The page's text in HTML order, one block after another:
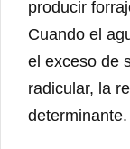
producir
Cuando el
el exceso de
radicular, la
determinante.